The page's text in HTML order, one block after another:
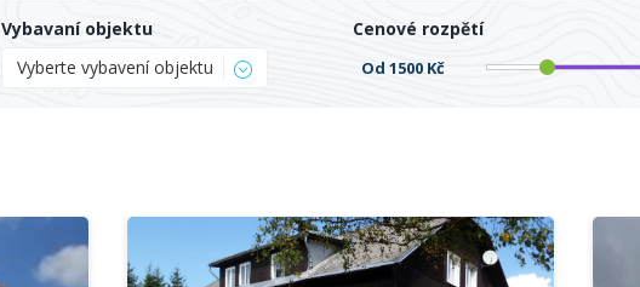
Vybavaní objektu
Vyberte vybavení objektu
Cenové rozpětí
Od 1500 Kč